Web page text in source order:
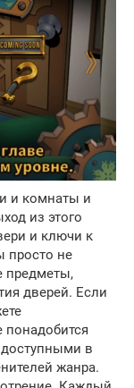
и комнаты и
из этого
и ключи к
просто не
предметы,
дверей. Если
понадобится
доступными в
жанра.